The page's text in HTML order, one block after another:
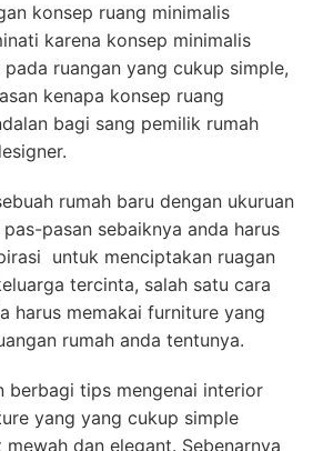
konsep ruang minimalis
karena konsep minimalis
ruangan yang cukup simple,
kenapa konsep ruang
bagi sang pemilik rumah
rumah baru dengan ukuruan
pasan sebaiknya anda harus
untuk menciptakan ruagan
tercinta, salah satu cara
harus memakai furniture yang
rumah anda tentunya.
berbagi tips mengenai interior
yang yang cukup simple
dan elegant. Sebenarnya